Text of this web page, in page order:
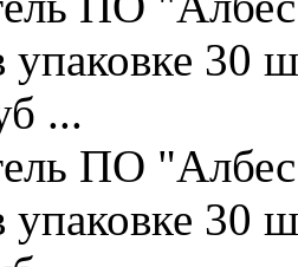
30
...
ПО
30